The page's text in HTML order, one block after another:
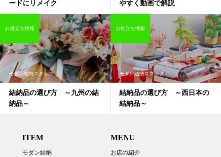
ードにリメイク
やすく動画で解説
モダン結納スタッフ
結納品の選び方 ～九州の結
納品～
お役立ち情報
モダン結納スタッフ
結納品の選び方 ～西日本の
結納品～
お役立ち情報
ITEM
モダン結納
MENU
お店の紹介